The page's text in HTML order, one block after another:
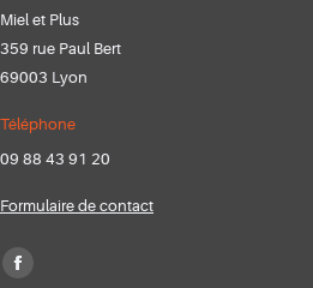
Miel et Plus
359 rue Paul Bert
69003 Lyon
Téléphone
09 88 43 91 20
Formulaire de contact
Trouvez nous sur :
Facebook